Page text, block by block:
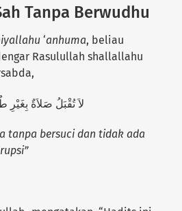
Tanpa Berwudhu
‘anhuma, beliau
Rasulullah shallallahu
لاَ تُقْبَلُ صَلاَةٌ
tanpa bersuci dan tidak ada